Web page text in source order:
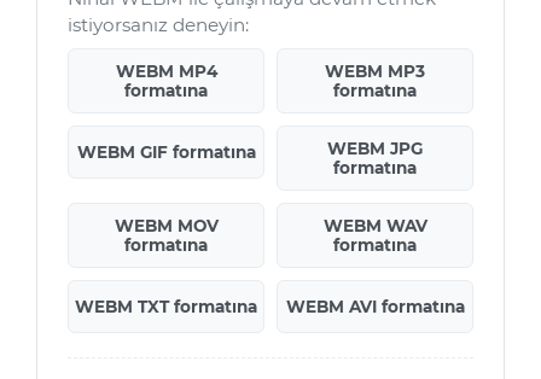
istiyorsanız deneyin:
WEBM MP4
formatına
WEBM MP3
formatına
WEBM GIF formatına
WEBM JPG
formatına
WEBM MOV
formatına
WEBM WAV
formatına
WEBM TXT formatına WEBM AVI formatına